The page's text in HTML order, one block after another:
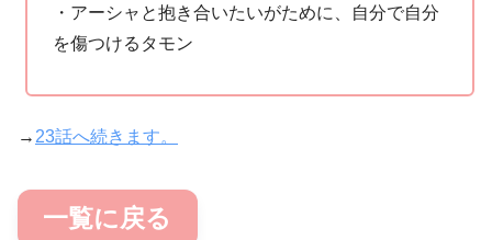
・アーシャと抱き合いたいがために、自分で自分
を傷つけるタモン
→ 23話へ続きます。
一覧に戻る